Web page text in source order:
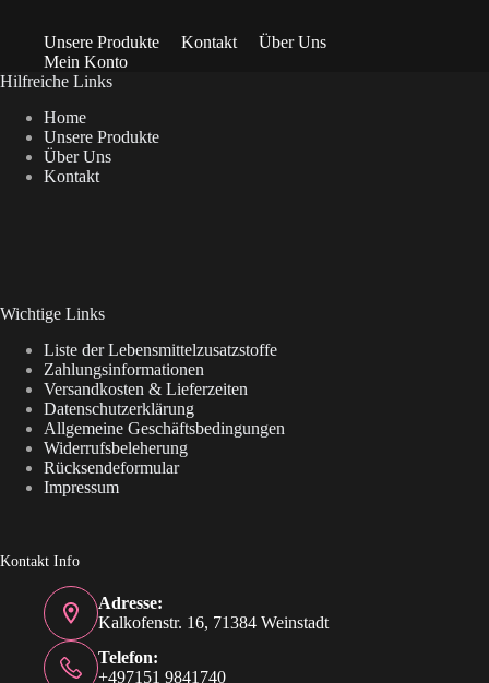
Unsere Produkte Kontakt
Über Uns
Mein Konto
Hilfreiche Links
Home
Unsere Produkte
Über Uns
Kontakt
Wichtige Links
Liste der Lebensmittelzusatzstoffe
Zahlungsinformationen
Versandkosten & Lieferzeiten
Datenschutzerklärung
Allgemeine Geschäftsbedingungen
Widerrufsbeleherung
Rücksendeformular
Impressum
Kontakt Info
Adresse:
Kalkofenstr. 16, 71384 Weinstadt
Telefon:
+497151 9841740